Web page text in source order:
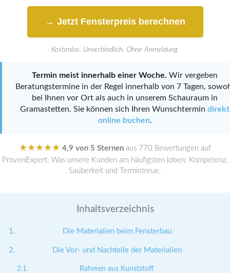
→ Jetzt Fensterpreis berechnen
Kostenlos. Unverbindlich. Ohne Anmeldung.
Termin meist innerhalb einer Woche. Wir vergeben
Beratungstermine in der Regel innerhalb von 7 Tagen,
bei Ihnen vor Ort als auch in unserem Schauraum in
Gramastetten. Sie können sich Ihren Wunschtermin direkt
online buchen.
★★★★★ 4,9 von 5 Sternen aus 770 Bewertungen auf
ProvenExpert. Was unsere Kunden am häufigsten loben: Kompetenz,
Sauberkeit und Termintreue.
Inhaltsverzeichnis
Die Materialien beim Fensterbau
Die Vor- und Nachteile der Materialien
Rahmen aus Kunststoff